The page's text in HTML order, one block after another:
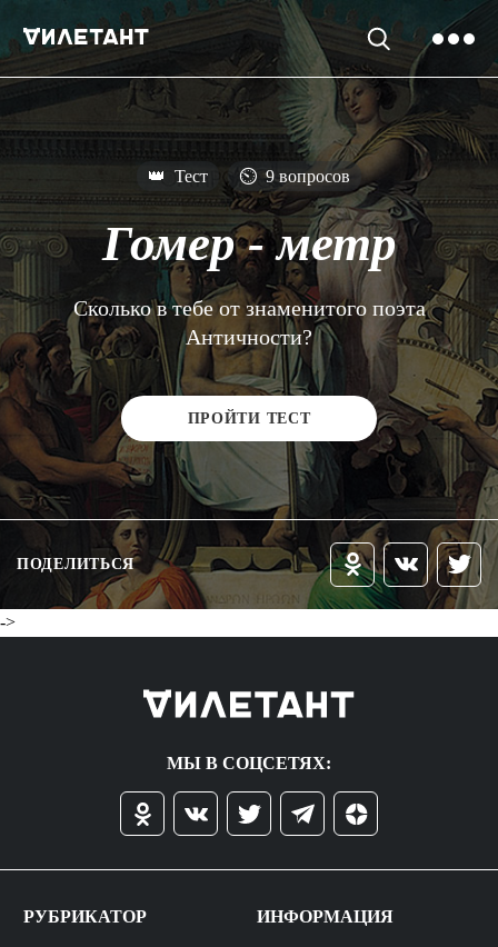
👑 Тест ⏲ 9 вопросов
Гомер - метр
Сколько в тебе от знаменитого поэта
Античности?
ПРОЙТИ ТЕСТ
ПОДЕЛИТЬСЯ
->
МЫ В СОЦСЕТЯХ:
РУБРИКАТОР ИНФОРМАЦИЯ